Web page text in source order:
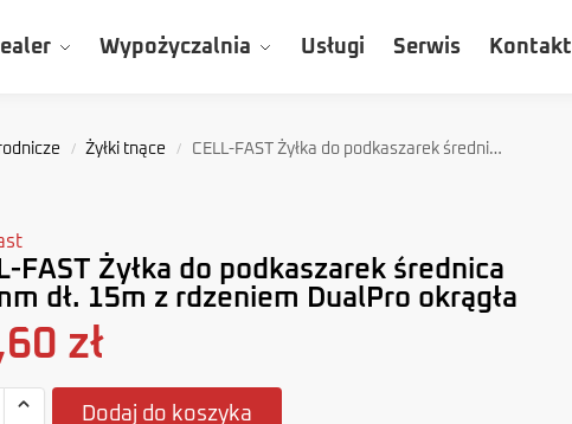
Wypożyczalnia Usługi Serwis Kontakt
/ Żyłki tnące / CELL-FAST Żyłka do podkaszarek średnica 3.0mm dł. 15m z rdzeniem DualPro okrągła
FAST Żyłka do podkaszarek średnica
dł. 15m z rdzeniem DualPro okrągła
zł
Dodaj do koszyka